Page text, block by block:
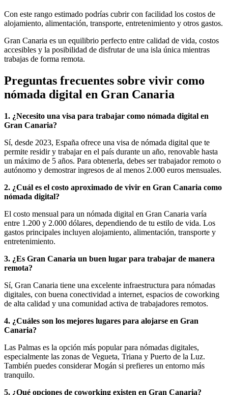
Con este rango estimado podrías cubrir con facilidad los costos de
alojamiento, alimentación, transporte, entretenimiento y otros gastos.
Gran Canaria es un equilibrio perfecto entre calidad de vida, costos
accesibles y la posibilidad de disfrutar de una isla única mientras
trabajas de forma remota.
Preguntas frecuentes sobre vivir como
nómada digital en Gran Canaria
1. ¿Necesito una visa para trabajar como nómada digital en
Gran Canaria?
Sí, desde 2023, España ofrece una visa de nómada digital que te
permite residir y trabajar en el país durante un año, renovable hasta
un máximo de 5 años. Para obtenerla, debes ser trabajador remoto o
autónomo y demostrar ingresos de al menos 2.000 euros mensuales.
2. ¿Cuál es el costo aproximado de vivir en Gran Canaria como
nómada digital?
El costo mensual para un nómada digital en Gran Canaria varía
entre 1.200 y 2.000 dólares, dependiendo de tu estilo de vida. Los
gastos principales incluyen alojamiento, alimentación, transporte y
entretenimiento.
3. ¿Es Gran Canaria un buen lugar para trabajar de manera
remota?
Sí, Gran Canaria tiene una excelente infraestructura para nómadas
digitales, con buena conectividad a internet, espacios de coworking
de alta calidad y una comunidad activa de trabajadores remotos.
4. ¿Cuáles son los mejores lugares para alojarse en Gran
Canaria?
Las Palmas es la opción más popular para nómadas digitales,
especialmente las zonas de Vegueta, Triana y Puerto de la Luz.
También puedes considerar Mogán si prefieres un entorno más
tranquilo.
5. ¿Qué opciones de coworking existen en Gran Canaria?